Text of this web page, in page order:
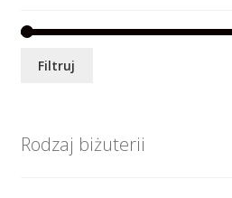
Filtruj
Rodzaj biżuterii